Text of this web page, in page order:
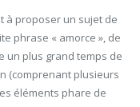
à proposer un sujet de
phrase « amorce », de
un plus grand temps de
(comprenant plusieurs
éléments phare de